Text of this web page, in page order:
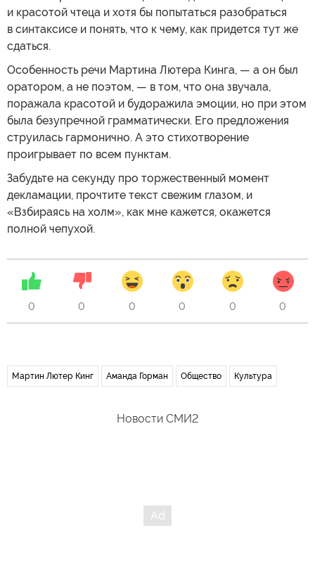
и красотой чтеца и хотя бы попытаться разобраться
в синтаксисе и понять, что к чему, как придется тут же
сдаться.
Особенность речи Мартина Лютера Кинга, — а он был
оратором, а не поэтом, — в том, что она звучала,
поражала красотой и будоражила эмоции, но при этом
была безупречной грамматически. Его предложения
струилась гармонично. А это стихотворение
проигрывает по всем пунктам.
Забудьте на секунду про торжественный момент
декламации, прочтите текст свежим глазом, и
«Взбираясь на холм», как мне кажется, окажется
полной чепухой.
0 0 0 0 0 0
Мартин Лютер Кинг Аманда Горман Общество Культура
Новости СМИ2